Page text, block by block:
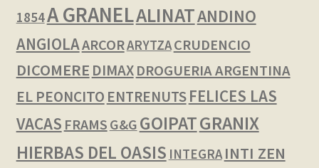
1854A GRANELALINATANDINO
ANGIOLAARCORARYTZACRUDENCIO
DICOMERE DIMAX DROGUERIA ARGENTINA
EL PEONCITO ENTRENUTSFELICES LAS
VACAS FRAMS G&G GOIPATGRANIX
HIERBAS DEL OASIS INTEGRA INTI ZEN